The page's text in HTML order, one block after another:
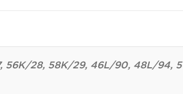
56K/28, 58K/29, 46L/90, 48L/94,